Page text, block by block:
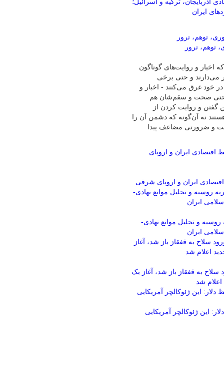
آذربایجان، ترکیه و اسرائیل؛
ایران
اخبار و روایت‌های گوناگون
می‌دارند و حتی برخی
خود غرق می‌کنند - اخبار و
حتی صحت و سقم‌شان هم
و روایت کردن از
نه آن‌گونه که دشمن آن را
و ضرورتی مضاعف پیدا
ایران و اروپای شرقی
روسیه و تحلیل موانع نهادی-
ایران
سلاح به قفقاز باز شد، آغاز یک
اعلام شد
این ژئوکالچر آمریکایی